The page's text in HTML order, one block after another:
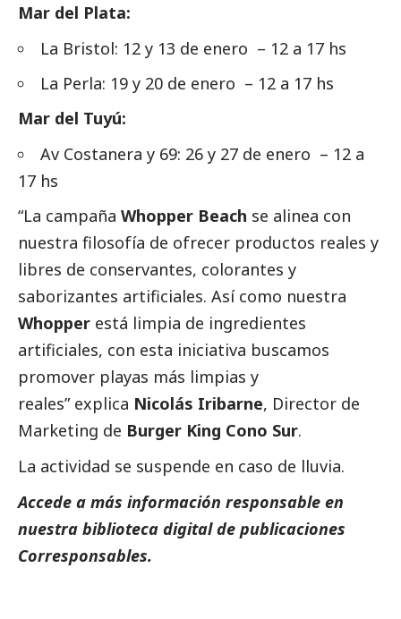
Mar del Plata:
La Bristol: 12 y 13 de enero – 12 a 17 hs
La Perla: 19 y 20 de enero – 12 a 17 hs
Mar del Tuyú:
Av Costanera y 69: 26 y 27 de enero – 12 a
17 hs
“La campaña Whopper Beach se alinea con
nuestra filosofía de ofrecer productos reales y
libres de conservantes, colorantes y
saborizantes artificiales. Así como nuestra
Whopper está limpia de ingredientes
artificiales, con esta iniciativa buscamos
promover playas más limpias y
reales” explica Nicolás Iribarne, Director de
Marketing de Burger King Cono Sur.
La actividad se suspende en caso de lluvia.
Accede a más información responsable en
nuestra biblioteca digital de publicaciones
Corresponsables.